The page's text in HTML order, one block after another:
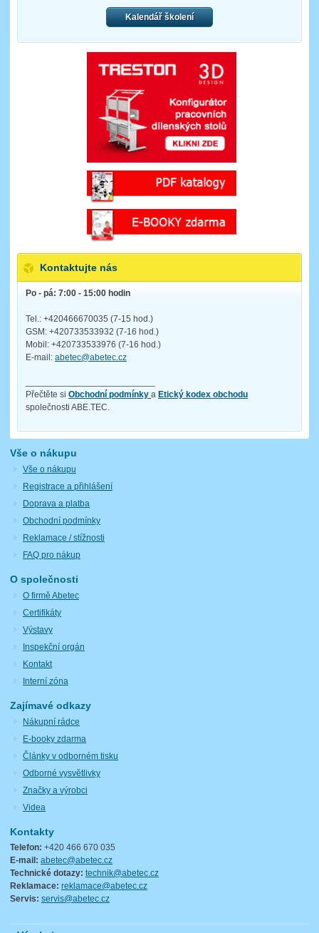
Kalendář školení
Kontaktujte nás
Po - pá: 7:00 - 15:00 hodin
Tel.: +420466670035 (7-15 hod.)
GSM: +420733533932 (7-16 hod.)
Mobil: +420733533976 (7-16 hod.)
E-mail: abetec@abetec.cz
Přečtěte si Obchodní podmínky a Etický kodex obchodu
společnosti ABE.TEC.
Vše o nákupu
Vše o nákupu
Registrace a přihlášení
Doprava a platba
Obchodní podmínky
Reklamace / stížnosti
FAQ pro nákup
O společnosti
O firmě Abetec
Certifikáty
Výstavy
Inspekční orgán
Kontakt
Interní zóna
Zajímavé odkazy
Nákupní rádce
E-booky zdarma
Články v odborném tisku
Odborné vysvětlivky
Značky a výrobci
Videa
Kontakty
Telefon: +420 466 670 035
E-mail: abetec@abetec.cz
Technické dotazy: technik@abetec.cz
Reklamace: reklamace@abetec.cz
Servis: servis@abetec.cz